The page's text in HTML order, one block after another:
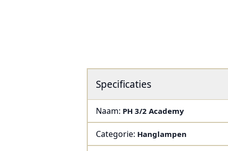
Specificaties
Naam: PH 3/2 Academy
Categorie: Hanglampen